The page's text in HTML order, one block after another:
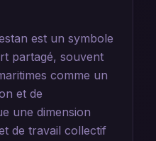
est un symbole
partagé, souvent
comme un
et de
une dimension
de travail collectif